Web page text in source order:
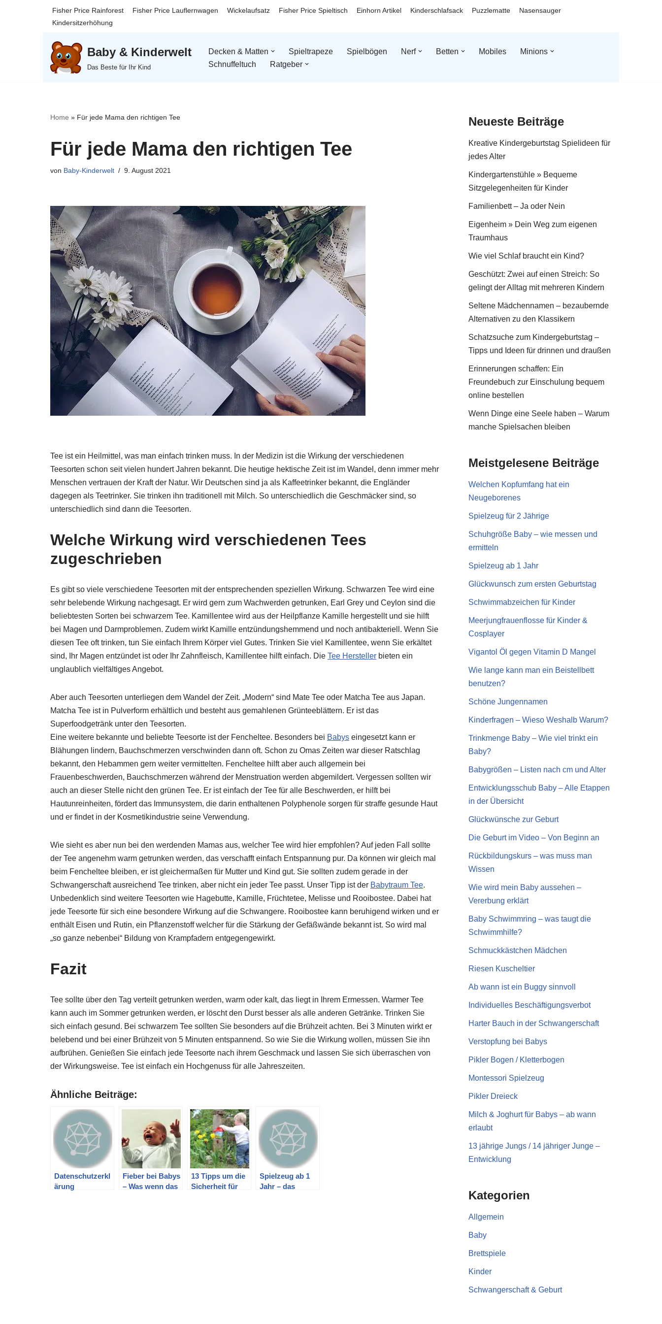
Fisher Price Rainforest Fisher Price Lauflernwagen Wickelaufsatz Fisher Price Spieltisch Einhorn Artikel Kinderschlafsack Puzzlematte
Nasensauger
Kindersitzerhöhung
Baby & Kinderwelt
Das Beste für Ihr Kind
Decken & Matten Spieltrapeze Spielbögen Nerf Betten Mobiles
Minions
Schnuffeltuch
Ratgeber
Home » Für jede Mama den richtigen Tee
Für jede Mama den richtigen Tee
von Baby-Kinderwelt 9. August 2021
Tee ist ein Heilmittel, was man einfach trinken muss. In der Medizin ist die Wirkung der verschiedenen
Teesorten schon seit vielen hundert Jahren bekannt. Die heutige hektische Zeit ist im Wandel, denn immer mehr
Menschen vertrauen der Kraft der Natur. Wir Deutschen sind ja als Kaffeetrinker bekannt, die Engländer
dagegen als Teetrinker. Sie trinken ihn traditionell mit Milch. So unterschiedlich die Geschmäcker sind, so
unterschiedlich sind dann die Teesorten.
Welche Wirkung wird verschiedenen Tees
zugeschrieben
Es gibt so viele verschiedene Teesorten mit der entsprechenden speziellen Wirkung. Schwarzen Tee wird eine
sehr belebende Wirkung nachgesagt. Er wird gern zum Wachwerden getrunken, Earl Grey und Ceylon sind die
beliebtesten Sorten bei schwarzem Tee. Kamillentee wird aus der Heilpflanze Kamille hergestellt und sie hilft
bei Magen und Darmproblemen. Zudem wirkt Kamille entzündungshemmend und noch antibakteriell. Wenn Sie
diesen Tee oft trinken, tun Sie einfach Ihrem Körper viel Gutes. Trinken Sie viel Kamillentee, wenn Sie erkältet
sind, Ihr Magen entzündet ist oder Ihr Zahnfleisch, Kamillentee hilft einfach. Die Tee Hersteller bieten ein
unglaublich vielfältiges Angebot.
Aber auch Teesorten unterliegen dem Wandel der Zeit. „Modern“ sind Mate Tee oder Matcha Tee aus Japan.
Matcha Tee ist in Pulverform erhältlich und besteht aus gemahlenen Grünteeblättern. Er ist das
Superfoodgetränk unter den Teesorten.
Eine weitere bekannte und beliebte Teesorte ist der Fencheltee. Besonders bei Babys eingesetzt kann er
Blähungen lindern, Bauchschmerzen verschwinden dann oft. Schon zu Omas Zeiten war dieser Ratschlag
bekannt, den Hebammen gern weiter vermittelten. Fencheltee hilft aber auch allgemein bei
Frauenbeschwerden, Bauchschmerzen während der Menstruation werden abgemildert. Vergessen sollten wir
auch an dieser Stelle nicht den grünen Tee. Er ist einfach der Tee für alle Beschwerden, er hilft bei
Hautunreinheiten, fördert das Immunsystem, die darin enthaltenen Polyphenole sorgen für straffe gesunde Haut
und er findet in der Kosmetikindustrie seine Verwendung.
Wie sieht es aber nun bei den werdenden Mamas aus, welcher Tee wird hier empfohlen? Auf jeden Fall sollte
der Tee angenehm warm getrunken werden, das verschafft einfach Entspannung pur. Da können wir gleich mal
beim Fencheltee bleiben, er ist gleichermaßen für Mutter und Kind gut. Sie sollten zudem gerade in der
Schwangerschaft ausreichend Tee trinken, aber nicht ein jeder Tee passt. Unser Tipp ist der Babytraum Tee.
Unbedenklich sind weitere Teesorten wie Hagebutte, Kamille, Früchtetee, Melisse und Rooibostee. Dabei hat
jede Teesorte für sich eine besondere Wirkung auf die Schwangere. Rooibostee kann beruhigend wirken und er
enthält Eisen und Rutin, ein Pflanzenstoff welcher für die Stärkung der Gefäßwände bekannt ist. So wird mal
„so ganze nebenbei“ Bildung von Krampfadern entgegengewirkt.
Fazit
Tee sollte über den Tag verteilt getrunken werden, warm oder kalt, das liegt in Ihrem Ermessen. Warmer Tee
kann auch im Sommer getrunken werden, er löscht den Durst besser als alle anderen Getränke. Trinken Sie
sich einfach gesund. Bei schwarzem Tee sollten Sie besonders auf die Brühzeit achten. Bei 3 Minuten wirkt er
belebend und bei einer Brühzeit von 5 Minuten entspannend. So wie Sie die Wirkung wollen, müssen Sie ihn
aufbrühen. Genießen Sie einfach jede Teesorte nach ihrem Geschmack und lassen Sie sich überraschen von
der Wirkungsweise. Tee ist einfach ein Hochgenuss für alle Jahreszeiten.
Ähnliche Beiträge:
Datenschutzerkl
ärung
Fieber bei Babys
– Was wenn das
13 Tipps um die
Sicherheit für
Spielzeug ab 1
Jahr – das
Neueste Beiträge
Kreative Kindergeburtstag Spielideen für
jedes Alter
Kindergartenstühle » Bequeme
Sitzgelegenheiten für Kinder
Familienbett – Ja oder Nein
Eigenheim » Dein Weg zum eigenen
Traumhaus
Wie viel Schlaf braucht ein Kind?
Geschützt: Zwei auf einen Streich: So
gelingt der Alltag mit mehreren Kindern
Seltene Mädchennamen – bezaubernde
Alternativen zu den Klassikern
Schatzsuche zum Kindergeburtstag –
Tipps und Ideen für drinnen und draußen
Erinnerungen schaffen: Ein
Freundebuch zur Einschulung bequem
online bestellen
Wenn Dinge eine Seele haben – Warum
manche Spielsachen bleiben
Meistgelesene Beiträge
Welchen Kopfumfang hat ein
Neugeborenes
Spielzeug für 2 Jährige
Schuhgröße Baby – wie messen und
ermitteln
Spielzeug ab 1 Jahr
Glückwunsch zum ersten Geburtstag
Schwimmabzeichen für Kinder
Meerjungfrauenflosse für Kinder &
Cosplayer
Vigantol Öl gegen Vitamin D Mangel
Wie lange kann man ein Beistellbett
benutzen?
Schöne Jungennamen
Kinderfragen – Wieso Weshalb Warum?
Trinkmenge Baby – Wie viel trinkt ein
Baby?
Babygrößen – Listen nach cm und Alter
Entwicklungsschub Baby – Alle Etappen
in der Übersicht
Glückwünsche zur Geburt
Die Geburt im Video – Von Beginn an
Rückbildungskurs – was muss man
Wissen
Wie wird mein Baby aussehen –
Vererbung erklärt
Baby Schwimmring – was taugt die
Schwimmhilfe?
Schmuckkästchen Mädchen
Riesen Kuscheltier
Ab wann ist ein Buggy sinnvoll
Individuelles Beschäftigungsverbot
Harter Bauch in der Schwangerschaft
Verstopfung bei Babys
Pikler Bogen / Kletterbogen
Montessori Spielzeug
Pikler Dreieck
Milch & Joghurt für Babys – ab wann
erlaubt
13 jährige Jungs / 14 jähriger Junge –
Entwicklung
Kategorien
Allgemein
Baby
Brettspiele
Kinder
Schwangerschaft & Geburt